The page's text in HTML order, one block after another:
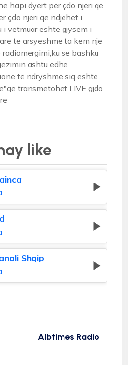
hapi dyert per çdo njeri qe
çdo njeri qe ndjehet i
i vetmuar eshte gjysem i
te arsyeshme ta kem nje
se bashku
ashtu edhe
të ndryshme siq eshte
transmetohet LIVE gjdo
like
Shqip
Albtimes Radio